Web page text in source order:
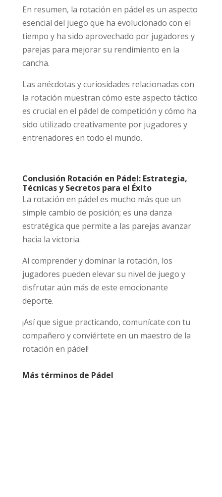
En resumen, la rotación en pádel es un aspecto
esencial del juego que ha evolucionado con el
tiempo y ha sido aprovechado por jugadores y
parejas para mejorar su rendimiento en la
cancha.
Las anécdotas y curiosidades relacionadas con
la rotación muestran cómo este aspecto táctico
es crucial en el pádel de competición y cómo ha
sido utilizado creativamente por jugadores y
entrenadores en todo el mundo.
Conclusión Rotación en Pádel: Estrategia,
Técnicas y Secretos para el Éxito
La rotación en pádel es mucho más que un
simple cambio de posición; es una danza
estratégica que permite a las parejas avanzar
hacia la victoria.
Al comprender y dominar la rotación, los
jugadores pueden elevar su nivel de juego y
disfrutar aún más de este emocionante
deporte.
¡Así que sigue practicando, comunícate con tu
compañero y conviértete en un maestro de la
rotación en pádel!
Más términos de Pádel